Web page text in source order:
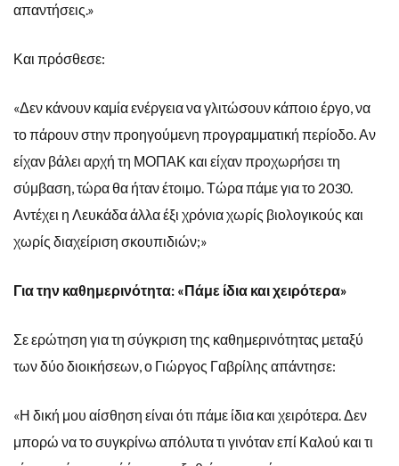
απαντήσεις.»
Και πρόσθεσε:
«Δεν κάνουν καμία ενέργεια να γλιτώσουν κάποιο έργο, να
το πάρουν στην προηγούμενη προγραμματική περίοδο. Αν
είχαν βάλει αρχή τη ΜΟΠΑΚ και είχαν προχωρήσει τη
σύμβαση, τώρα θα ήταν έτοιμο. Τώρα πάμε για το 2030.
Αντέχει η Λευκάδα άλλα έξι χρόνια χωρίς βιολογικούς και
χωρίς διαχείριση σκουπιδιών;»
Για την καθημερινότητα: «Πάμε ίδια και χειρότερα»
Σε ερώτηση για τη σύγκριση της καθημερινότητας μεταξύ
των δύο διοικήσεων, ο Γιώργος Γαβρίλης απάντησε:
«Η δική μου αίσθηση είναι ότι πάμε ίδια και χειρότερα. Δεν
μπορώ να το συγκρίνω απόλυτα τι γινόταν επί Καλού και τι